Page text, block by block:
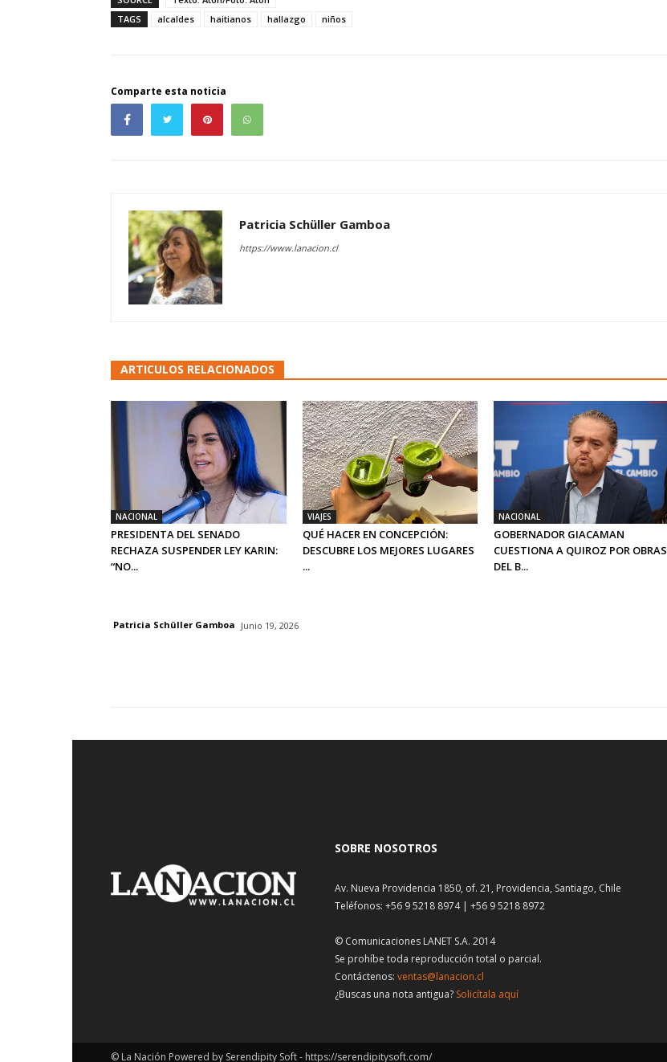
TAGS
alcaldes haitianos hallazgo niños
Comparte esta noticia
Patricia Schüller Gamboa
https://www.lanacion.cl
ARTICULOS RELACIONADOS
NACIONAL
PRESIDENTA DEL SENADO
RECHAZA SUSPENDER LEY KARIN:
“NO...
VIAJES
QUÉ HACER EN CONCEPCIÓN:
DESCUBRE LOS MEJORES LUGARES
...
NACIONAL
GOBERNADOR GIACAMAN
CUESTIONA A QUIROZ POR OBRAS
DEL B...
Patricia Schüller Gamboa Junio 19, 2026
SOBRE NOSOTROS
Av. Nueva Providencia 1850, of. 21, Providencia, Santiago, Chile
Teléfonos: +56 9 5218 8974 | +56 9 5218 8972
© Comunicaciones LANET S.A. 2014
Se prohíbe toda reproducción total o parcial.
Contáctenos: ventas@lanacion.cl
¿Buscas una nota antigua? Solicítala aquí
© La Nación Powered by Serendipity Soft - https://serendipitysoft.com/